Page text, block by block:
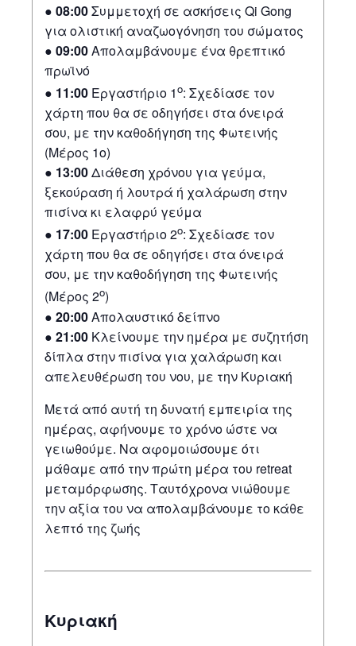
●08:00Συμμετοχή σε ασκήσεις Qi Gong
για ολιστική αναζωογόνηση του σώματος
●09:00Απολαμβάνουμε ένα θρεπτικό
πρωϊνό
● 11:00 Εργαστήριο 1ο: Σχεδίασε τον
χάρτη που θα σε οδηγήσει στα όνειρά
σου, με την καθοδήγηση της Φωτεινής
(Μέρος 1ο)
● 13:00Διάθεση χρόνου για γεύμα,
ξεκούραση ή λουτρά ή χαλάρωση στην
πισίνα κι ελαφρύ γεύμα
● 17:00 Εργαστήριο 2ο: Σχεδίασε τον
χάρτη που θα σε οδηγήσει στα όνειρά
σου, με την καθοδήγηση της Φωτεινής
(Μέρος 2ο)
● 20:00Απολαυστικό δείπνο
●21:00 Κλείνουμε την ημέρα με συζητήση
δίπλα στην πισίνα για χαλάρωση και
απελευθέρωση του νου, με την Κυριακή
Μετά από αυτή τη δυνατή εμπειρία της
ημέρας, αφήνουμε το χρόνο ώστε να
γειωθούμε. Να αφομοιώσουμε ότι
μάθαμε από την πρώτη μέρα του retreat
μεταμόρφωσης. Ταυτόχρονα νιώθουμε
την αξία του να απολαμβάνουμε το κάθε
λεπτό της ζωής
Κυριακή